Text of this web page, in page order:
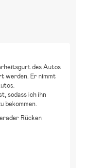
des Autos
werden. Er nimmt
sodass ich ihn
bekommen.
Rücken